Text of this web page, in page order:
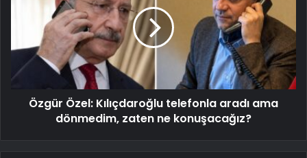
Özgür Özel: Kılıçdaroğlu telefonla aradı ama
dönmedim, zaten ne konuşacağız?